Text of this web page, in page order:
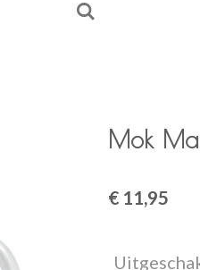
Mok
€ 11,95